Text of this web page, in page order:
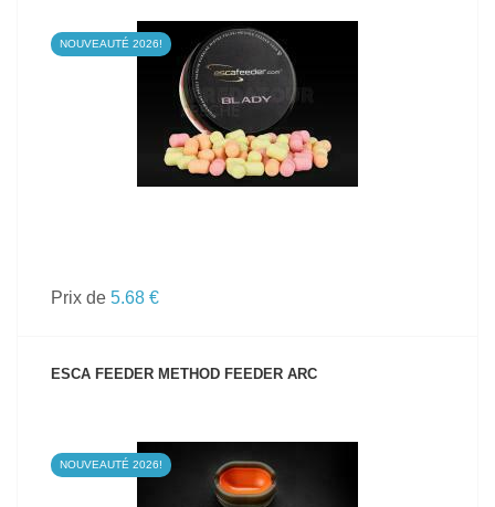
NOUVEAUTÉ 2026!
VOIR LE PRODUIT
Prix de 5.68 €
ESCA FEEDER METHOD FEEDER ARC
NOUVEAUTÉ 2026!
VOIR LE PRODUIT